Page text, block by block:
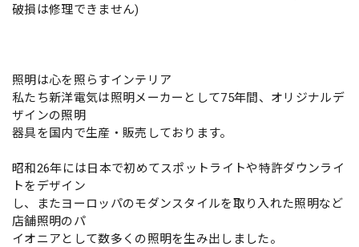
破損は修理できません)
照明は心を照らすインテリア
私たち新洋電気は照明メーカーとして75年間、オリジナルデ
ザインの照明
器具を国内で生産・販売しております。
昭和26年には日本で初めてスポットライトや特許ダウンライ
トをデザイン
し、またヨーロッパのモダンスタイルを取り入れた照明など
店舗照明のパ
イオニアとして数多くの照明を生み出しました。